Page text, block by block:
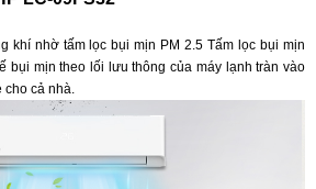
khí nhờ tấm lọc bụi mịn PM 2.5Tấm lọc bụi mịn
bụi mịn theo lối lưu thông của máy lạnh tràn vào
cả nhà.